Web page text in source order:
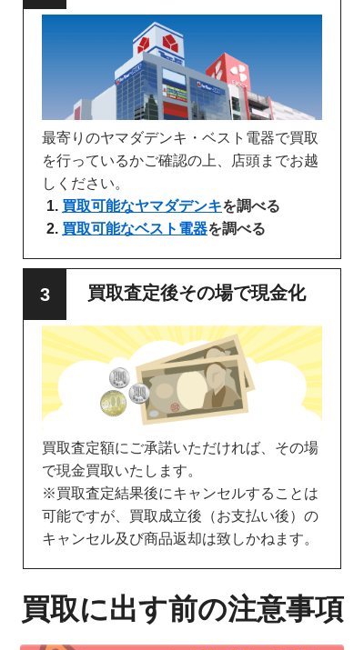
最寄りのヤマダデンキ・ベスト電器で買取
を行っているかご確認の上、店頭までお越
しください。
買取可能なヤマダデンキを調べる
買取可能なベスト電器を調べる
買取査定後その場で現金化
買取査定額にご承諾いただければ、その場
で現金買取いたします。
※買取査定結果後にキャンセルすることは
可能ですが、買取成立後（お支払い後）の
キャンセル及び商品返却は致しかねます。
買取に出す前の注意事項